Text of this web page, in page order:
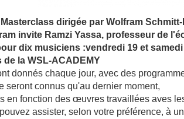
Masterclass dirigée par Wolfram
invite Ramzi Yassa, professeur de
dix musiciens :vendredi 19 et
la WSL-ACADEMY
donnés chaque jour, avec des
seront connus qu'au dernier moment,
en fonction des œuvres travaillées aves
assister, selon votre préférence, à